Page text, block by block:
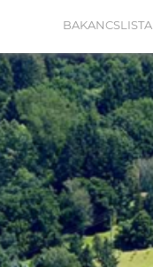
BAKANCSLISTA